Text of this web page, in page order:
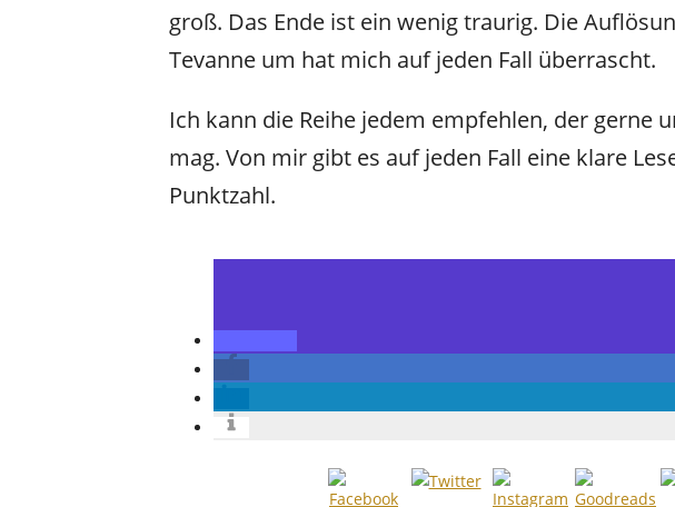
groß. Das Ende ist ein wenig traurig. Die
Tevanne um hat mich auf jeden Fall überrascht.
Ich kann die Reihe jedem empfehlen, der gerne
mag. Von mir gibt es auf jeden Fall eine klare
Punktzahl.